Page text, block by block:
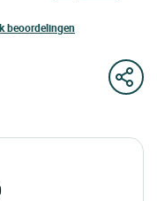
beoordelingen